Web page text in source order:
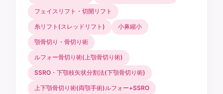
フェイスリフト・切開リフト
糸リフト(スレッドリフト) 小鼻縮小
顎骨切り・骨切り術
ルフォー骨切り術(上顎骨切り術)
SSRO・下顎枝矢状分割法(下顎骨切り術)
上下顎骨切り術(両顎手術)ルフォー+SSRO